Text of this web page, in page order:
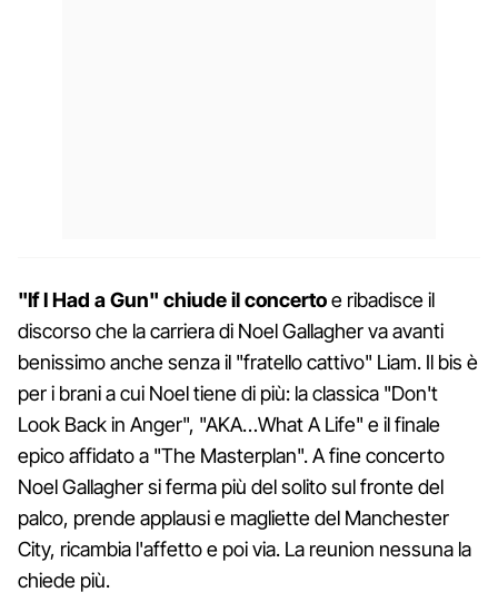
"If I Had a Gun" chiude il concertoe ribadisce il
discorso che la carriera di Noel Gallagher va avanti
benissimo anche senza il "fratello cattivo" Liam. Il bis è
per i brani a cui Noel tiene di più: la classica "Don't
Look Back in Anger", "AKA…What A Life" e il finale
epico affidato a "The Masterplan". A fine concerto
Noel Gallagher si ferma più del solito sul fronte del
palco, prende applausi e magliette del Manchester
City, ricambia l'affetto e poi via. La reunion nessuna la
chiede più.